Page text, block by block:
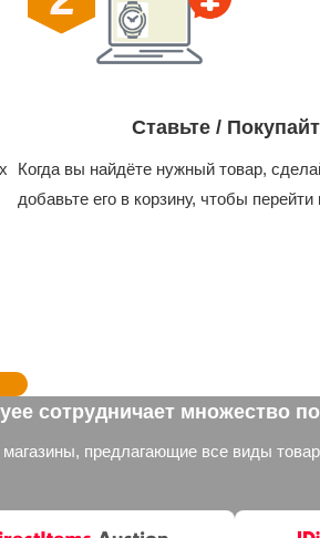
Ставьте /
Когда вы найдёте нужный товар,
добавьте его в корзину, чтобы перейти
сотрудничает множество
магазины, предлагающие все виды